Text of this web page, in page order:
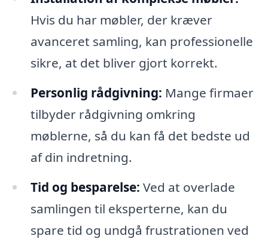
Hvis du har møbler, der kræver
avanceret samling, kan professionelle
sikre, at det bliver gjort korrekt.
Personlig rådgivning: Mange firmaer
tilbyder rådgivning omkring
møblerne, så du kan få det bedste ud
af din indretning.
Tid og besparelse: Ved at overlade
samlingen til eksperterne, kan du
spare tid og undgå frustrationen ved